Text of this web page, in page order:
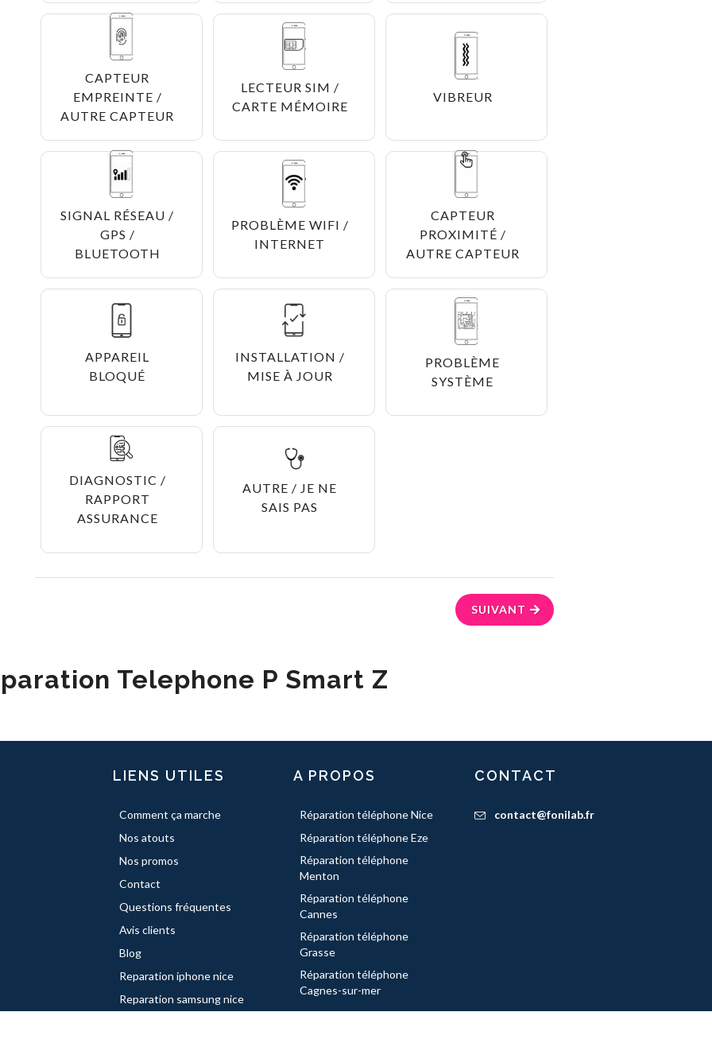
CAPTEUR
EMPREINTE /
AUTRE CAPTEUR
LECTEUR SIM /
CARTE MÉMOIRE
VIBREUR
SIGNAL RÉSEAU /
GPS /
BLUETOOTH
PROBLÈME WIFI /
INTERNET
CAPTEUR
PROXIMITÉ /
AUTRE CAPTEUR
APPAREIL
BLOQUÉ
INSTALLATION /
MISE À JOUR
PROBLÈME
SYSTÈME
DIAGNOSTIC /
RAPPORT
ASSURANCE
AUTRE / JE NE
SAIS PAS
SUIVANT
Telephone P Smart Z
LIENS UTILES
Comment ça marche
Nos atouts
Nos promos
Contact
Questions fréquentes
Avis clients
Blog
Reparation iphone nice
Reparation samsung nice
A PROPOS
Réparation téléphone Nice
Réparation téléphone Eze
Réparation téléphone
Menton
Réparation téléphone
Cannes
Réparation téléphone
Grasse
Réparation téléphone
Cagnes-sur-mer
CONTACT
contact@fonilab.fr